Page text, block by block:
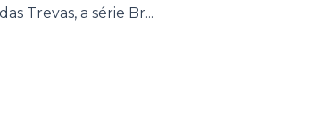
Trevas, a série Br...